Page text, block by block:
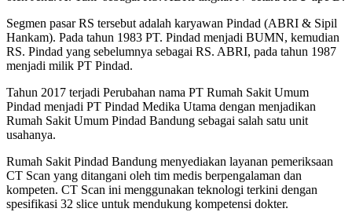
Segmen pasar RS tersebut adalah karyawan Pindad (ABRI & Sipil
Hankam). Pada tahun 1983 PT. Pindad menjadi BUMN, kemudian
RS. Pindad yang sebelumnya sebagai RS. ABRI, pada tahun 1987
menjadi milik PT Pindad.
Tahun 2017 terjadi Perubahan nama PT Rumah Sakit Umum
Pindad menjadi PT Pindad Medika Utama dengan menjadikan
Rumah Sakit Umum Pindad Bandung sebagai salah satu unit
usahanya.
Rumah Sakit Pindad Bandung menyediakan layanan pemeriksaan
CT Scan yang ditangani oleh tim medis berpengalaman dan
kompeten. CT Scan ini menggunakan teknologi terkini dengan
spesifikasi 32 slice untuk mendukung kompetensi dokter.